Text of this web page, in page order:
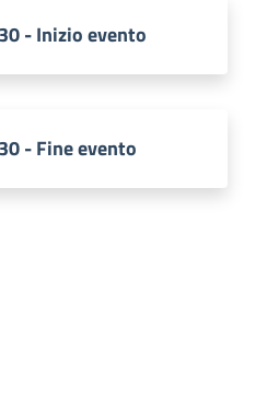
- Inizio evento
- Fine evento